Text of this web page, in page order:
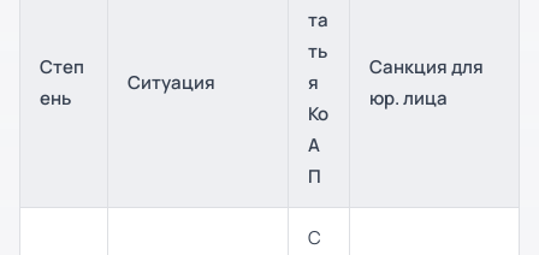
Степ
ень
Ситуация
та
ть
я
Ко
А
П
Санкция для
юр. лица
С